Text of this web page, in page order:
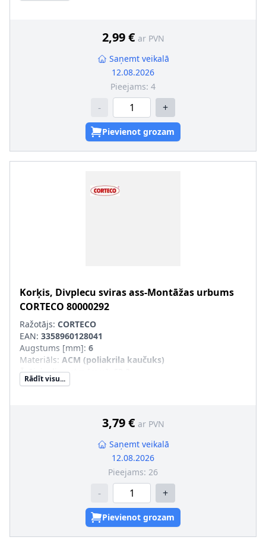
2,99 € ar PVN
Saņemt veikalā
12.08.2026
Pieejams: 4
- +
Pievienot grozam
Korķis, Divplecu sviras ass-Montāžas urbums
CORTECO 80000292
Ražotājs: CORTECO
EAN: 3358960128041
Augstums [mm]: 6
Materiāls: ACM (poliakrila kaučuks)
Ārējais diametrs [mm]
Rādīt visu...
3,79 € ar PVN
Saņemt veikalā
12.08.2026
Pieejams: 26
- +
Pievienot grozam